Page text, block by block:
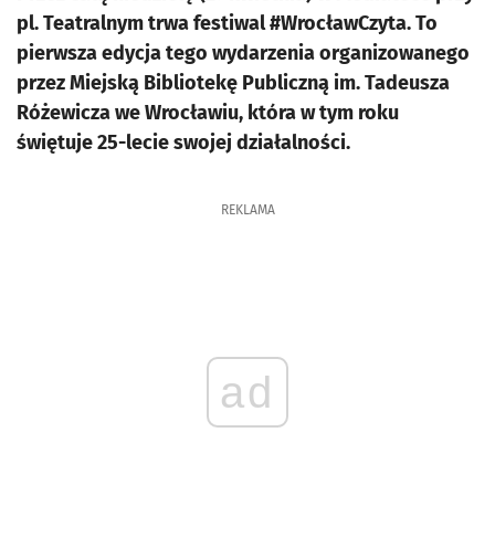
pl. Teatralnym trwa festiwal #WrocławCzyta. To
pierwsza edycja tego wydarzenia organizowanego
przez Miejską Bibliotekę Publiczną im. Tadeusza
Różewicza we Wrocławiu, która w tym roku
świętuje 25-lecie swojej działalności.
REKLAMA
ad